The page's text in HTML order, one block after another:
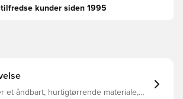
kunder siden 1995
et åndbart, hurtigtørrende materiale,